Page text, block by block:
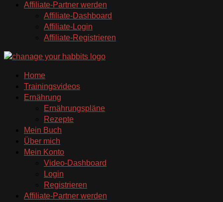
Affiliate-Partner werden
Affiliate-Dashboard
Affiliate-Login
Affiliate-Registrieren
Home
Trainingsvideos
Ernährung
Ernährungspläne
Rezepte
Mein Buch
Über mich
Mein Konto
Video-Dashboard
Login
Registrieren
Affiliate-Partner werden